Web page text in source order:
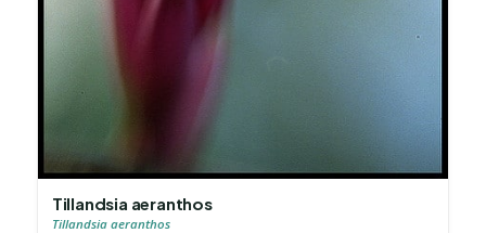
Tillandsia aeranthos
Tillandsia aeranthos